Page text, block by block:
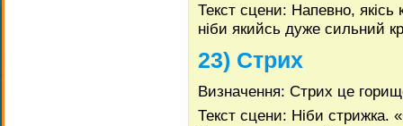
Текст сцени: Напевно,
ніби якийсь дуже сильний
23) Стрих
Визначення: Стрих це
Текст сцени: Ніби